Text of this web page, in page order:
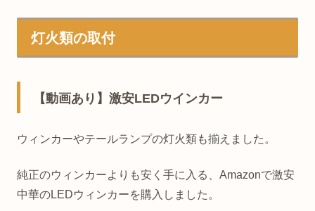
灯火類の取付
【動画あり】激安LEDウインカー
ウィンカーやテールランプの灯火類も揃えました。
純正のウィンカーよりも安く手に入る、Amazonで激安
中華のLEDウィンカーを購入しました。